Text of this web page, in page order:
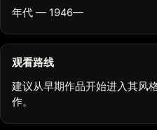
年代 — 1946—
观看路线
建议从早期作品开始进入其风
作。